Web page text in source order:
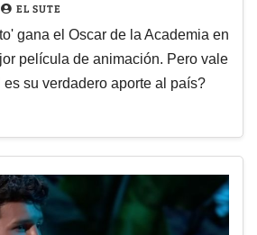
EL SUTE
gana el Oscar de la Academia en
película de animación. Pero vale
su verdadero aporte al país?